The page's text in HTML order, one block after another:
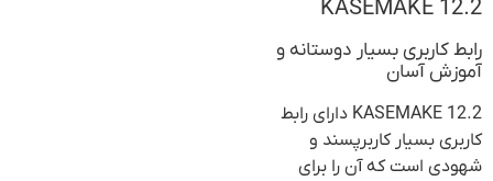
KASEMAKE 12.2
رابط کاربری بسیار دوستانه و
آموزش آسان
KASEMAKE 12.2 دارای رابط
کاربری بسیار کاربرپسند و
شهودی است که آن را برای